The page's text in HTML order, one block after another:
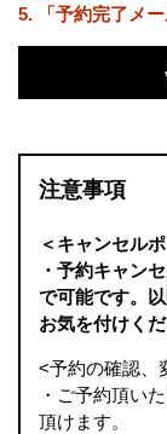
5. 「予約完了メ
注意事項
＜キャンセル
・予約キャン
で可能です。
お気を付けくだ
<予約の確認、
・ご予約頂い
頂けます。